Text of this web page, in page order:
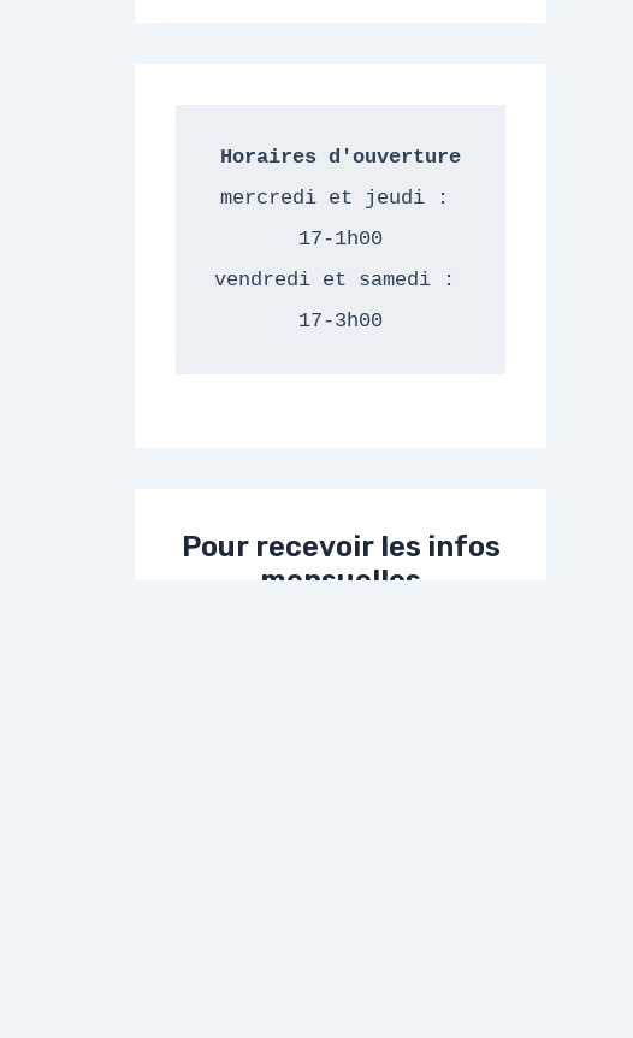
Horaires d'ouverture
mercredi et jeudi :
17-1h00
vendredi et samedi :
17-3h00
Pour recevoir les infos
mensuelles